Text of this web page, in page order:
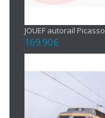
JOUEF autorail Picasso
169.90€